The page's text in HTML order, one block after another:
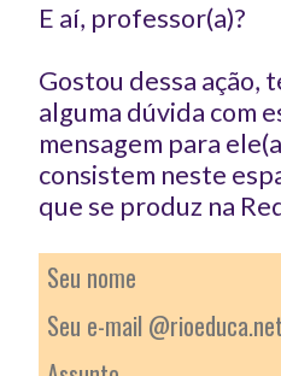
E aí, professor(a)?
Gostou dessa ação,
alguma dúvida com
mensagem para
consistem neste
que se produz na